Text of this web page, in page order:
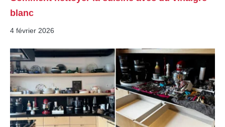
blanc
4 février 2026